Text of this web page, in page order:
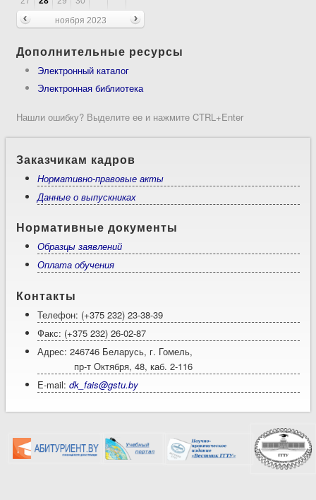
ноября 2023
Дополнительные ресурсы
Электронный каталог
Электронная библиотека
Нашли ошибку? Выделите ее и нажмите CTRL+Enter
Заказчикам кадров
Нормативно-правовые акты
Данные о выпускниках
Нормативные документы
Образцы заявлений
Оплата обучения
Контакты
Телефон: (+375 232) 23-38-39
Факс: (+375 232) 26-02-87
Адрес: 246746 Беларусь, г. Гомель,
пр-т Октября, 48, каб. 2-116
E-mail:dk_fais@gstu.by